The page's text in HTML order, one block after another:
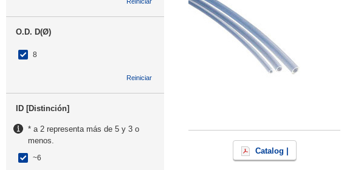
O.D. D(Ø)
8
Reiniciar
ID [Distinción]
* a 2 representa más de 5 y 3 o
menos.
~6
Catalog |